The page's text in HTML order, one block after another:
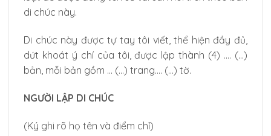
di chúc này.
Di chúc này được tự tay tôi viết, thể hiện đầy đủ,
dứt khoát ý chí của tôi, được lập thành (4) …. (…)
bản, mỗi bản gồm … (…) trang…. (…) tờ.
NGƯỜI LẬP DI CHÚC
(Ký ghi rõ họ tên và điểm chỉ)